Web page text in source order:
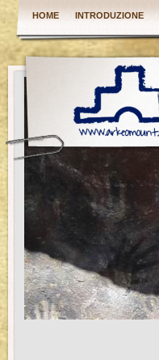
HOME INTRODUZIONE